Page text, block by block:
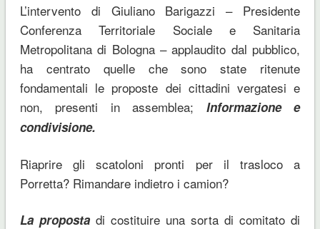
L’intervento di Giuliano Barigazzi – Presidente
Conferenza Territoriale Sociale e Sanitaria
Metropolitana di Bologna – applaudito dal pubblico,
ha centrato quelle che sono state ritenute
fondamentali le proposte dei cittadini vergatesi e
non, presenti in assemblea; Informazione e
condivisione.
Riaprire gli scatoloni pronti per il trasloco a
Porretta? Rimandare indietro i camion?
La propostadi costituire una sorta di comitato di